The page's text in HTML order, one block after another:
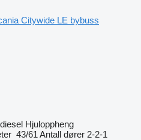
Citywide LE bybuss
diesel Hjuloppheng
43/61 Antall dører 2-2-1